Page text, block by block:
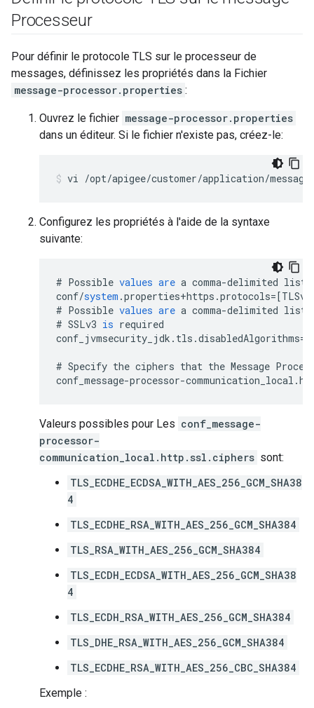
Processeur
Pour définir le protocole TLS sur le processeur de
messages, définissez les propriétés dans la Fichier
message-processor.properties :
Ouvrez le fichier message-processor.properties
dans un éditeur. Si le fichier n'existe pas, créez-le:
vi /opt/apigee/customer/application/
Configurez les propriétés à l'aide de la syntaxe
suivante:
# Possible values are a comma-delimited list
conf/system .properties+https .protocols=[TLSv1
# Possible values are a comma-delimited list
# SSLv3 is required
conf_jvmsecurity_jdk . tls .disabledAlgorithms=
# Specify the ciphers that the Message
conf_message-processor-communication_local .
Valeurs possibles pour Les conf_message-
processor-
communication_local.http.ssl.ciphers sont:
TLS_ECDHE_ECDSA_WITH_AES_256_GCM_SHA38
4
TLS_ECDHE_RSA_WITH_AES_256_GCM_SHA384
TLS_RSA_WITH_AES_256_GCM_SHA384
TLS_ECDH_ECDSA_WITH_AES_256_GCM_SHA38
4
TLS_ECDH_RSA_WITH_AES_256_GCM_SHA384
TLS_DHE_RSA_WITH_AES_256_GCM_SHA384
TLS_ECDHE_RSA_WITH_AES_256_CBC_SHA384
Exemple :